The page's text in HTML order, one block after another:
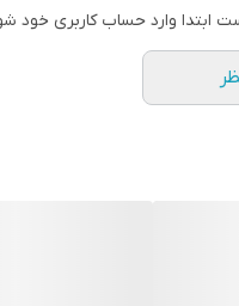
ابتدا وارد حساب کاربری خود